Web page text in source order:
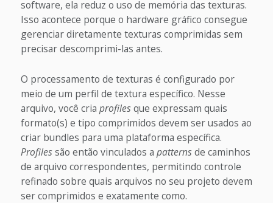
software, ela reduz o uso de memória das texturas.
Isso acontece porque o hardware gráfico consegue
gerenciar diretamente texturas comprimidas sem
precisar descomprimi-las antes.
O processamento de texturas é configurado por
meio de um perfil de textura específico. Nesse
arquivo, você cria profilesque expressam quais
formato(s) e tipo comprimidos devem ser usados ao
criar bundles para uma plataforma específica.
Profilessão então vinculados a patternsde caminhos
de arquivo correspondentes, permitindo controle
refinado sobre quais arquivos no seu projeto devem
ser comprimidos e exatamente como.